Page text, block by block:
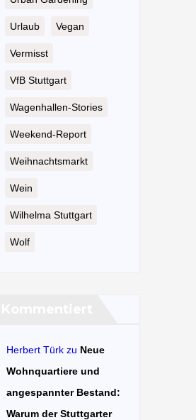
Urlaub Vegan
Vermisst
VfB Stuttgart
Wagenhallen-Stories
Weekend-Report
Weihnachtsmarkt
Wein
Wilhelma Stuttgart
Wolf
Herbert Türkzu Neue
Wohnquartiere und
angespannter Bestand:
Warum der Stuttgarter